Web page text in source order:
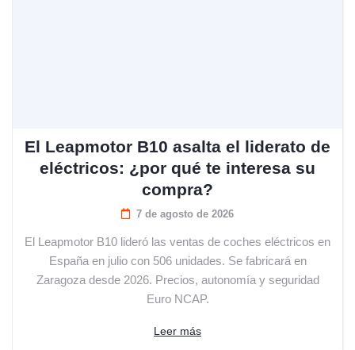
El Leapmotor B10 asalta el liderato de
eléctricos: ¿por qué te interesa su
compra?
7 de agosto de 2026
El Leapmotor B10 lideró las ventas de coches eléctricos en
España en julio con 506 unidades. Se fabricará en
Zaragoza desde 2026. Precios, autonomía y seguridad
Euro NCAP.
Leer más